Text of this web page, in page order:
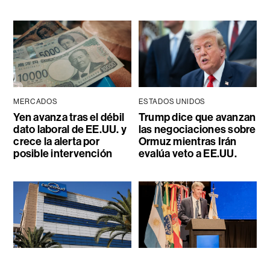
MERCADOS
Yen avanza tras el débil
dato laboral de EE.UU. y
crece la alerta por
posible intervención
ESTADOS UNIDOS
Trump dice que avanzan
las negociaciones sobre
Ormuz mientras Irán
evalúa veto a EE.UU.